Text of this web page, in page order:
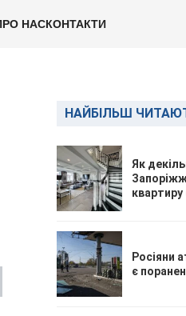
НАСКОНТАКТИ
НАЙБІЛЬШ
Як
Росіяни
є